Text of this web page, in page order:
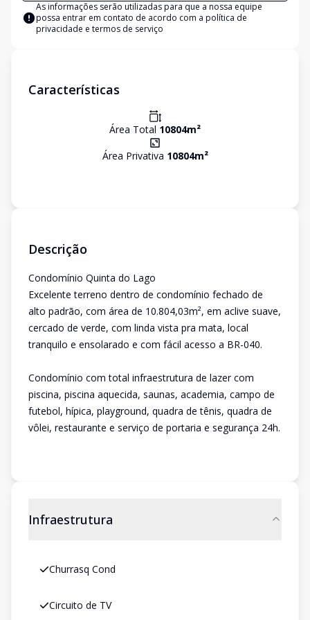
As informações serão utilizadas para que a nossa equipe
possa entrar em contato de acordo com a política de
privacidade e termos de serviço
Características
Área Total 10804m²
Área Privativa 10804m²
Descrição
Condomínio Quinta do Lago
Excelente terreno dentro de condomínio fechado de
alto padrão, com área de 10.804,03m², em aclive suave,
cercado de verde, com linda vista pra mata, local
tranquilo e ensolarado e com fácil acesso a BR-040.
Condomínio com total infraestrutura de lazer com
piscina, piscina aquecida, saunas, academia, campo de
futebol, hípica, playground, quadra de tênis, quadra de
vôlei, restaurante e serviço de portaria e segurança 24h.
Infraestrutura
Churrasq Cond
Circuito de TV